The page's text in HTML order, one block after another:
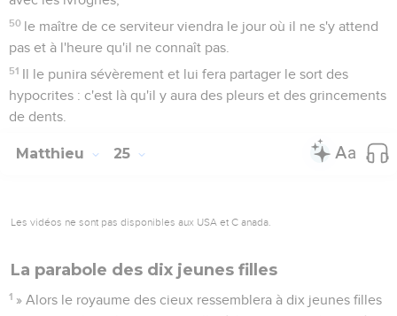
50 le maître de ce serviteur viendra le jour où il ne s'y attend
pas et à l'heure qu'il ne connaît pas.
51 Il le punira sévèrement et lui fera partager le sort des
hypocrites : c'est là qu'il y aura des pleurs et des grincements
de dents.
Matthieu 25
Les vidéos ne sont pas disponibles aux USA et C anada.
La parabole des dix jeunes filles
1 » Alors le royaume des cieux ressemblera à dix jeunes filles